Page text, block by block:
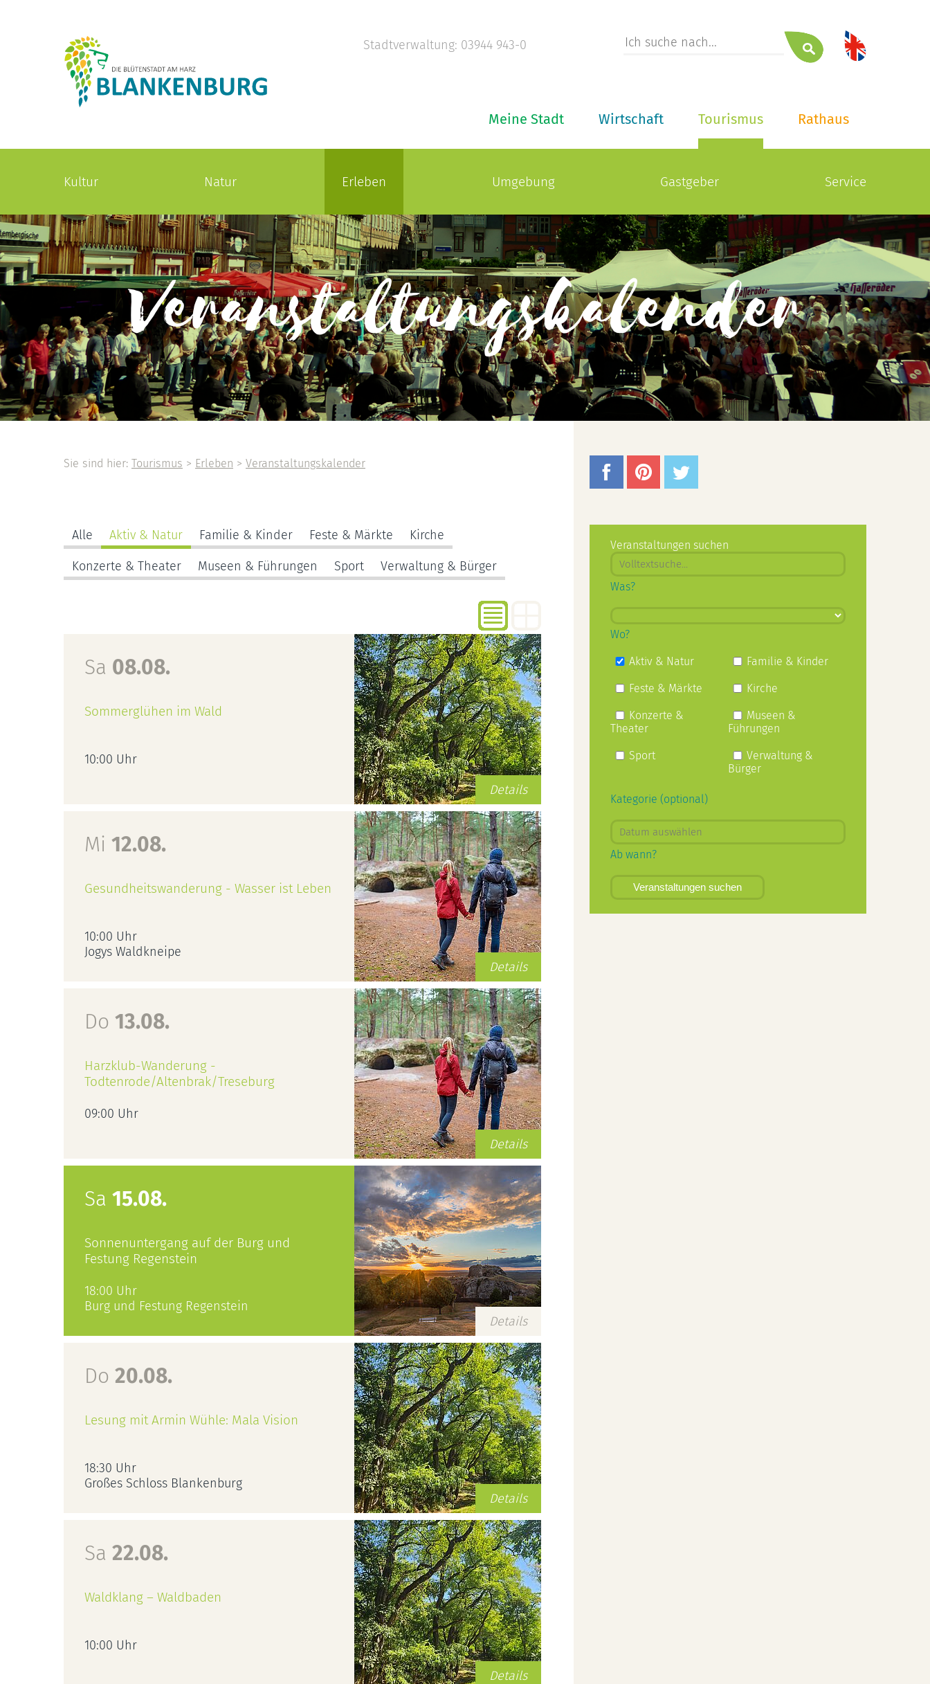
Stadtverwaltung: 03944 943-0
Rathaus
Tourismus
Kultur Natur Erleben Umgebung Gastgeber Service
Wirtschaft
Meine Stadt
Veranstaltungskalender
Sie sind hier: Tourismus > Erleben > Veranstaltungskalender
Alle Aktiv & Natur Familie & Kinder Feste & Märkte Kirche
Konzerte & Theater Museen & Führungen Sport Verwaltung & Bürger
Sa 08.08.
Sommerglühen im Wald
10:00 Uhr
Details
Mi 12.08.
Gesundheitswanderung - Wasser ist Leben
10:00 Uhr
Jogys Waldkneipe
Details
Do 13.08.
Harzklub-Wanderung -
Todtenrode/Altenbrak/Treseburg
09:00 Uhr
Details
Sa 15.08.
Sonnenuntergang auf der Burg und
Festung Regenstein
18:00 Uhr
Burg und Festung Regenstein
Details
Do 20.08.
Lesung mit Armin Wühle: Mala Vision
18:30 Uhr
Großes Schloss Blankenburg
Details
Sa 22.08.
Waldklang – Waldbaden
10:00 Uhr
Details
Veranstaltungen suchen
Was?
Wo?
Aktiv & Natur Familie & Kinder
Feste & Märkte Kirche
Konzerte &
Theater
Museen &
Führungen
Sport
Verwaltung &
Bürger
Kategorie (optional)
Ab wann?
Veranstaltungen suchen